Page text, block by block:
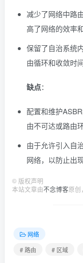
减少了网络中路
高了网络的效率
保留了自治系统
由循环和收敛时间
缺点：
配置和维护
由不可达或路由
由于允许引入自
网络，以防止出
© 版权声明
本站文章由不念博客原创
网络
# 路由
# 区域